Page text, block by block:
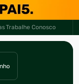
Trabalhe Conosco